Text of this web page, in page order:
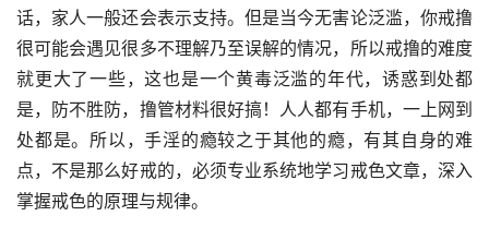
话，家人一般还会表示支持。但是当今无害论泛滥，你戒撸
很可能会遇见很多不理解乃至误解的情况，所以戒撸的难度
就更大了一些，这也是一个黄毒泛滥的年代，诱惑到处都
是，防不胜防，撸管材料很好搞！人人都有手机，一上网到
处都是。所以，手淫的瘾较之于其他的瘾，有其自身的难
点，不是那么好戒的，必须专业系统地学习戒色文章，深入
掌握戒色的原理与规律。